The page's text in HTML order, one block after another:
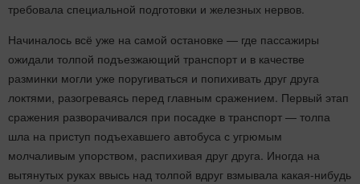
требовала специальной подготовки и железных нервов.
Начиналось всё уже на самой остановке — где пассажиры
ожидали толпой подъезжающий транспорт и в качестве
разминки могли уже поругиваться и попихивать друг друга
локтями, разогреваясь перед главным сражением. Первый этап
сражения разворачивался при посадке в транспорт — толпа
шла на приступ подъехавшего автобуса с угрюмым
молчаливым упорством, распихивая друг друга. Иногда на
вытянутых руках ввысь над толпой вдруг взмывала какая-нибудь